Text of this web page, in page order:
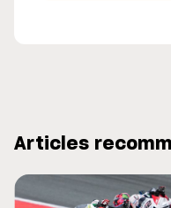
Articles